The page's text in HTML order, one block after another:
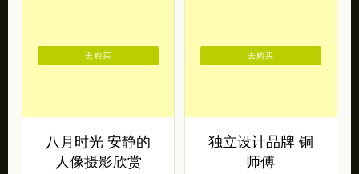
八月时光 安静的
人像摄影欣赏
去购买
独立设计品牌 铜
师傅
去购买